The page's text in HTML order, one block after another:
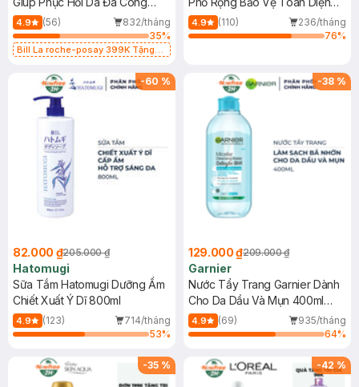
Dụng 40ml
4.9 (56)
832/tháng
35%
Bill La roche-posay 399K Tặng
(SL có hạn)
40ml
4.9 (110)
236/tháng
76%
-60 %
82.000 ₫205.000 ₫
Hatomugi
Sữa Tắm Hatomugi Dưỡng Ẩm
Chiết Xuất Ý Dĩ 800ml
4.9 (123)
714/tháng
53%
-38 %
129.000 ₫209.000 ₫
Garnier
Nước Tẩy Trang Garnier Dành
Cho Da Dầu Và Mụn 400ml
(Mới)
4.9 (69)
935/tháng
64%
-35 % -42 %